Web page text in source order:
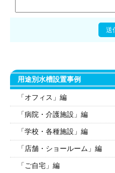
用途別水槽設置事例
「オフィス」編
「病院・介護施設」編
「学校・各種施設」編
「店舗・ショールーム」編
「ご自宅」編